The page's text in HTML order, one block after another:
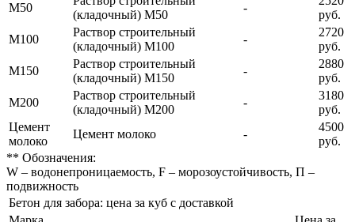
М50
(кладочный) М50
-
руб.
М100
Раствор строительный
(кладочный) М100
-
2720
руб.
М150
Раствор строительный
(кладочный) М150
-
2880
руб.
М200
Раствор строительный
(кладочный) М200
-
3180
руб.
Цемент
молоко
Цемент молоко -
4500
руб.
** Обозначения:
W – водонепроницаемость, F – морозоустойчивость, П –
подвижность
Бетон для забора: цена за куб с доставкой